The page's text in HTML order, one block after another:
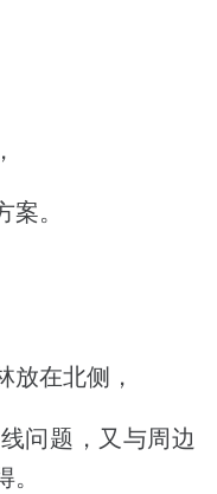
。
放在北侧，
问题，又与周边